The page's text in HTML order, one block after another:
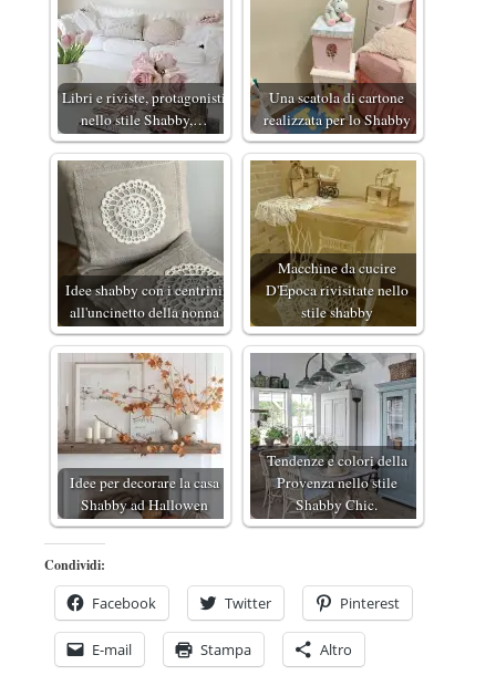
Libri e riviste, protagonisti
nello stile Shabby,…
Una scatola di cartone
realizzata per lo Shabby
Idee shabby con i centrini
all'uncinetto della nonna
Macchine da cucire
D'Epoca rivisitate nello
stile shabby
Idee per decorare la casa
Shabby ad Hallowen
Tendenze e colori della
Provenza nello stile
Shabby Chic.
Condividi:
Facebook Twitter Pinterest
E-mail Stampa Altro